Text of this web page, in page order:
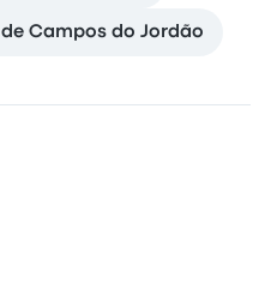
Campos do Jordão